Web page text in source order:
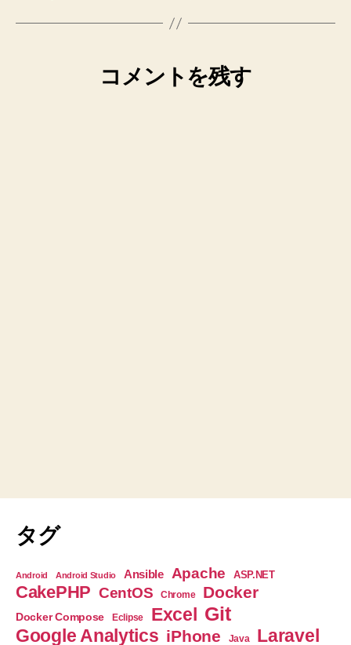
コメントを残す
タグ
Android Android Studio Ansible Apache ASP.NET
CakePHP CentOS Chrome Docker
Docker Compose Eclipse Excel Git
Google Analytics iPhone Java Laravel